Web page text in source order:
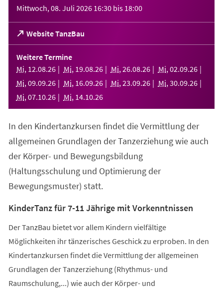
Mittwoch, 08. Juli 2026 16:30 bis 18:00
Website TanzBau
(Öffnet
in
einem
neuen
Tab)
Weitere Termine
Mi, 12.08.26 Mi, 19.08.26 Mi, 26.08.26 Mi, 02.09.26
Mi, 09.09.26 Mi, 16.09.26 Mi, 23.09.26 Mi, 30.09.26
Mi, 07.10.26 Mi, 14.10.26
In den Kindertanzkursen findet die Vermittlung der
allgemeinen Grundlagen der Tanzerziehung wie auch
der Körper- und Bewegungsbildung
(Haltungsschulung und Optimierung der
Bewegungsmuster) statt.
KinderTanz für 7-11 Jährige mit Vorkenntnissen
Der TanzBau bietet vor allem Kindern vielfältige
Möglichkeiten ihr tänzerisches Geschick zu erproben. In den
Kindertanzkursen findet die Vermittlung der allgemeinen
Grundlagen der Tanzerziehung (Rhythmus- und
Raumschulung,...) wie auch der Körper- und